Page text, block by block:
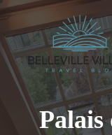
Aller
contenu
Palais